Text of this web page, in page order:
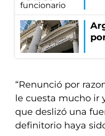
“Renunció por
le cuesta mucho ir
que deslizó una
definitorio haya